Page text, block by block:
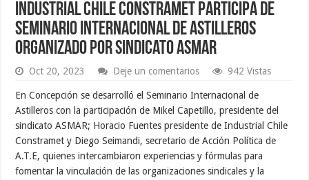
Industrial Chile Constramet participa de
Seminario Internacional de Astilleros
organizado por Sindicato Asmar
Oct 20, 2023 Deje un comentarios 942 Vistas
En Concepción se desarrolló el Seminario Internacional de
Astilleros con la participación de Mikel Capetillo, presidente del
sindicato ASMAR; Horacio Fuentes presidente de Industrial Chile
Constramet y Diego Seimandi, secretario de Acción Política de
A.T.E, quienes intercambiaron experiencias y fórmulas para
fomentar la vinculación de las organizaciones sindicales y la